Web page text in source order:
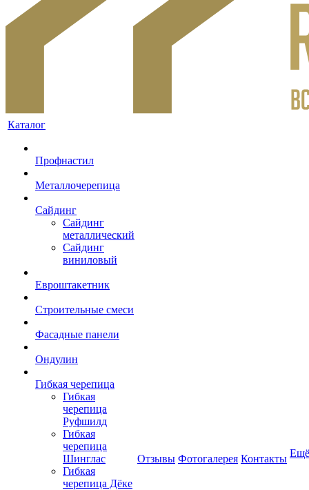
Каталог
Профнастил
Металлочерепица
Сайдинг
Сайдинг
металлический
Сайдинг
виниловый
Евроштакетник
Строительные смеси
Фасадные панели
Ондулин
Гибкая черепица
Гибкая
черепица
Руфшилд
Гибкая
черепица
Шинглас
Гибкая
черепица Дёке
Отзывы Фотогалерея Контакты Ещё